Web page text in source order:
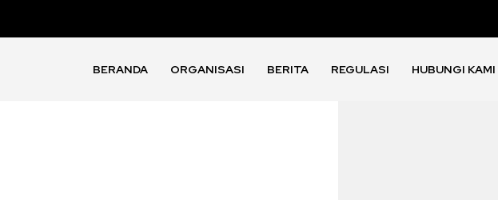
BERANDA ORGANISASI BERITA REGULASI HUBUNGI KAMI